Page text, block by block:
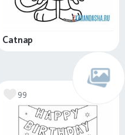
Catnap
99